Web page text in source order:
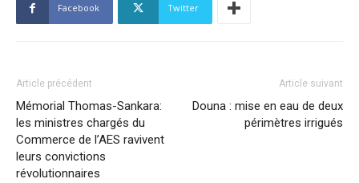
Facebook Twitter
Article précédent
Mémorial Thomas-Sankara:
les ministres chargés du
Commerce de l’AES ravivent
leurs convictions
révolutionnaires
Article suivant
Douna : mise en eau de deux
périmètres irrigués